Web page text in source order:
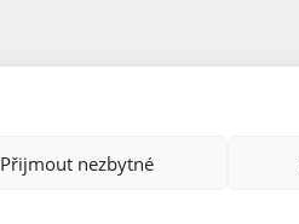
Přijmout nezbytné